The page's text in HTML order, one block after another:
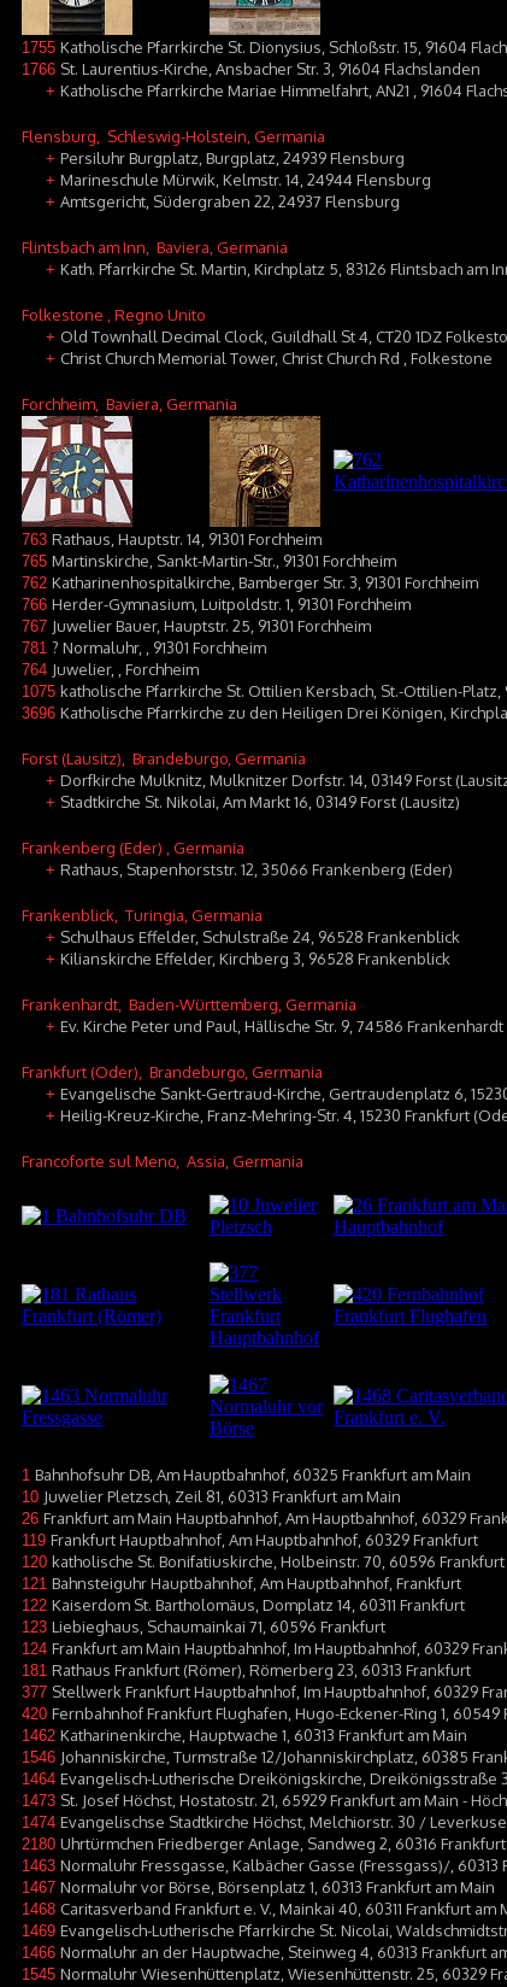
1755 Katholische Pfarrkirche St. Dionysius, Schloßstr. 15, 91604
1766 St. Laurentius-Kirche, Ansbacher Str. 3, 91604 Flachslanden
+ Katholische Pfarrkirche Mariae Himmelfahrt, AN21 , 91604
Flensburg , Schleswig-Holstein, Germania
+ Persiluhr Burgplatz, Burgplatz, 24939 Flensburg
+ Marineschule Mürwik, Kelmstr. 14, 24944 Flensburg
+ Amtsgericht, Südergraben 22, 24937 Flensburg
Flintsbach am Inn , Baviera, Germania
+ Kath. Pfarrkirche St. Martin, Kirchplatz 5, 83126 Flintsbach am
Folkestone , Regno Unito
+ Old Townhall Decimal Clock, Guildhall St 4, CT20 1DZ
+ Christ Church Memorial Tower, Christ Church Rd , Folkestone
Forchheim , Baviera, Germania
763 Rathaus, Hauptstr. 14, 91301 Forchheim
765 Martinskirche, Sankt-Martin-Str., 91301 Forchheim
762 Katharinenhospitalkirche, Bamberger Str. 3, 91301 Forchheim
766 Herder-Gymnasium, Luitpoldstr. 1, 91301 Forchheim
767 Juwelier Bauer, Hauptstr. 25, 91301 Forchheim
781 ? Normaluhr, , 91301 Forchheim
764 Juwelier, , Forchheim
1075 katholische Pfarrkirche St. Ottilien Kersbach, St.-Ottilien-Platz,
3696 Katholische Pfarrkirche zu den Heiligen Drei Königen,
Forst (Lausitz) , Brandeburgo, Germania
+ Dorfkirche Mulknitz, Mulknitzer Dorfstr. 14, 03149 Forst
+ Stadtkirche St. Nikolai, Am Markt 16, 03149 Forst (Lausitz)
Frankenberg (Eder) , Germania
+ Rathaus, Stapenhorststr. 12, 35066 Frankenberg (Eder)
Frankenblick , Turingia, Germania
+ Schulhaus Effelder, Schulstraße 24, 96528 Frankenblick
+ Kilianskirche Effelder, Kirchberg 3, 96528 Frankenblick
Frankenhardt , Baden-Württemberg, Germania
+ Ev. Kirche Peter und Paul, Hällische Str. 9, 74586
Frankfurt (Oder) , Brandeburgo, Germania
+ Evangelische Sankt-Gertraud-Kirche, Gertraudenplatz 6,
+ Heilig-Kreuz-Kirche, Franz-Mehring-Str. 4, 15230 Frankfurt
Francoforte sul Meno , Assia, Germania
1 Bahnhofsuhr DB, Am Hauptbahnhof, 60325 Frankfurt am Main
10 Juwelier Pletzsch, Zeil 81, 60313 Frankfurt am Main
26 Frankfurt am Main Hauptbahnhof, Am Hauptbahnhof, 60329
119 Frankfurt Hauptbahnhof, Am Hauptbahnhof, 60329 Frankfurt
120 katholische St. Bonifatiuskirche, Holbeinstr. 70, 60596 Frankfurt
121 Bahnsteiguhr Hauptbahnhof, Am Hauptbahnhof, Frankfurt
122 Kaiserdom St. Bartholomäus, Domplatz 14, 60311 Frankfurt
123 Liebieghaus, Schaumainkai 71, 60596 Frankfurt
124 Frankfurt am Main Hauptbahnhof, Im Hauptbahnhof, 60329
181 Rathaus Frankfurt (Römer), Römerberg 23, 60313 Frankfurt
377 Stellwerk Frankfurt Hauptbahnhof, Im Hauptbahnhof, 60329
420 Fernbahnhof Frankfurt Flughafen, Hugo-Eckener-Ring 1, 60549
1462 Katharinenkirche, Hauptwache 1, 60313 Frankfurt am Main
1546 Johanniskirche, Turmstraße 12/Johanniskirchplatz, 60385
1464 Evangelisch-Lutherische Dreikönigskirche, Dreikönigsstraße
1473 St. Josef Höchst, Hostatostr. 21, 65929 Frankfurt am Main -
1474 Evangelischse Stadtkirche Höchst, Melchiorstr. 30 /
2180 Uhrtürmchen Friedberger Anlage, Sandweg 2, 60316
1463 Normaluhr Fressgasse, Kalbächer Gasse (Fressgass)/, 60313
1467 Normaluhr vor Börse, Börsenplatz 1, 60313 Frankfurt am Main
1468 Caritasverband Frankfurt e. V., Mainkai 40, 60311 Frankfurt am
1469 Evangelisch-Lutherische Pfarrkirche St. Nicolai,
1466 Normaluhr an der Hauptwache, Steinweg 4, 60313 Frankfurt
1545 Normaluhr Wiesenhüttenplatz, Wiesenhüttenstr. 25, 60329